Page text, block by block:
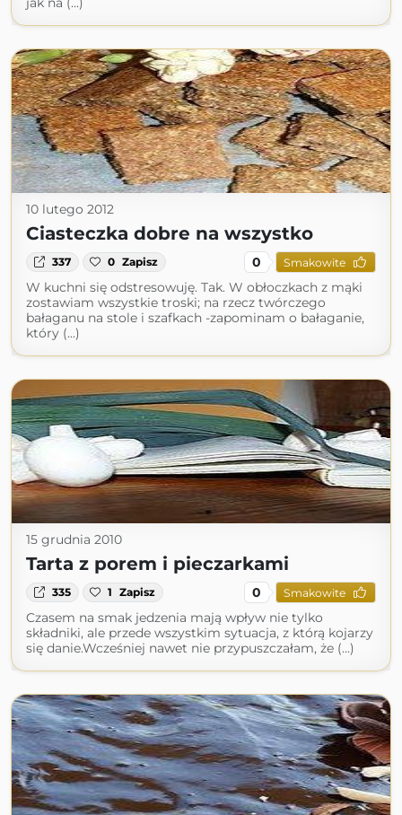
10 lutego 2012
Ciasteczka dobre na wszystko
337 0 Zapisz 0 Smakowite
W kuchni się odstresowuję. Tak. W obłoczkach z mąki
zostawiam wszystkie troski; na rzecz twórczego
bałaganu na stole i szafkach -zapominam o bałaganie,
który (...)
15 grudnia 2010
Tarta z porem i pieczarkami
335 1 Zapisz 0 Smakowite
Czasem na smak jedzenia mają wpływ nie tylko
składniki, ale przede wszystkim sytuacja, z którą kojarzy
się danie.Wcześniej nawet nie przypuszczałam, że (...)